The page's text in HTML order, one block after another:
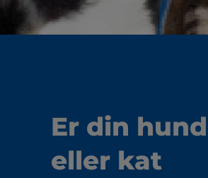
Er din hund
eller kat